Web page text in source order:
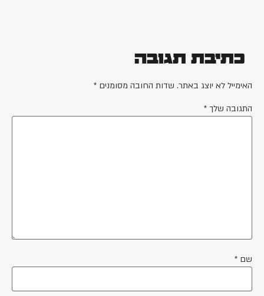
כתיבת תגובה
האימייל לא יוצג באתר. שדות החובה מסומנים *
התגובה שלך *
שם *